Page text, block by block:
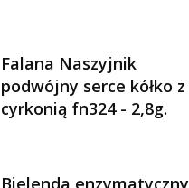
Falana Naszyjnik
podwójny serce kółko z
cyrkonią fn324 - 2,8g.
Bielenda enzymatyczny